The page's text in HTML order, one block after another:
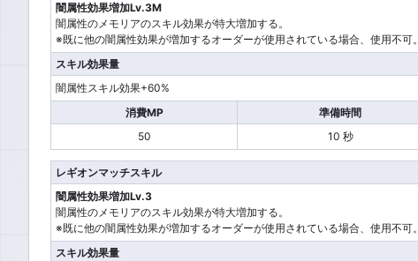
闇属性効果増加Lv.3M
闇属性のメモリアのスキル効果が特大増加する。
※既に他の闇属性効果が増加するオーダーが使用されている場合、使用不可。
スキル効果量
闇属性スキル効果+60%
消費MP
準備時間
50
10 秒
レギオンマッチスキル
闇属性効果増加Lv.3
闇属性のメモリアのスキル効果が特大増加する。
※既に他の闇属性効果が増加するオーダーが使用されている場合、使用不可。
スキル効果量